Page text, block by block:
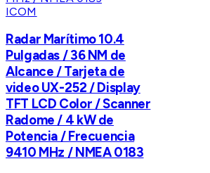
ICOM
Radar Marítimo 10.4
Pulgadas / 36 NM de
Alcance / Tarjeta de
video UX-252 / Display
TFT LCD Color / Scanner
Radome / 4 kW de
Potencia / Frecuencia
9410 MHz / NMEA 0183